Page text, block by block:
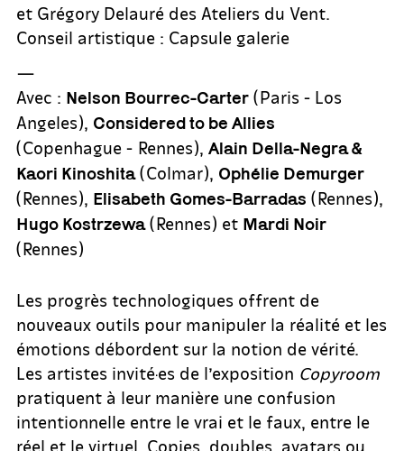
et Grégory Delauré des Ateliers du Vent.
Conseil artistique : Capsule galerie
—
Avec : Nelson Bourrec-Carter (Paris - Los
Angeles), Considered to be Allies
(Copenhague - Rennes), Alain Della-Negra &
Kaori Kinoshita(Colmar), Ophélie Demurger
(Rennes), Elisabeth Gomes-Barradas (Rennes),
Hugo Kostrzewa(Rennes) et Mardi Noir
(Rennes)
Les progrès technologiques offrent de
nouveaux outils pour manipuler la réalité et les
émotions débordent sur la notion de vérité.
Les artistes invité·es de l’exposition Copyroom
pratiquent à leur manière une confusion
intentionnelle entre le vrai et le faux, entre le
réel et le virtuel. Copies, doubles, avatars ou